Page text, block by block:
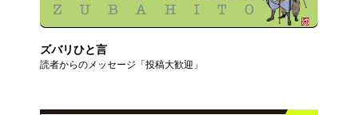
ズバリひと言
読者からのメッセージ「投稿大歓迎」